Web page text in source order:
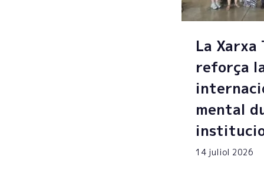
La Xarxa
reforça
mental
14 juliol 2026